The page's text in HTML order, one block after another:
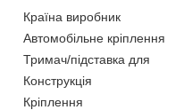
Країна виробник
Автомобільне кріплення
Тримач/підставка для
Конструкція
Кріплення